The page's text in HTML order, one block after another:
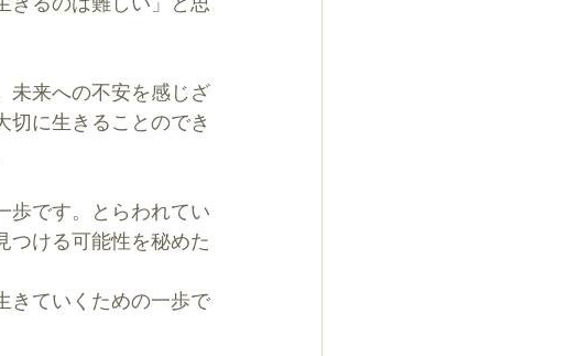
未来への不安を感じざ
切に生きることのでき
歩です。とらわれてい
つける可能性を秘めた
きていくための一歩で